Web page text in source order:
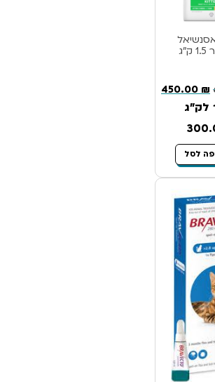
אסנשיאל
450.00 ₪
לק"ג
לסל